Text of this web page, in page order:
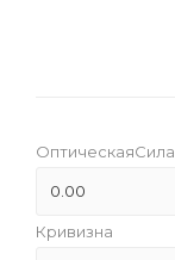
ОптическаяСила
0.00
-9.00
Кривизна